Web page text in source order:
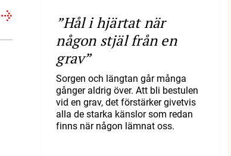
”Hål i hjärtat när
någon stjäl från en
grav”
Sorgen och längtan går många
gånger aldrig över. Att bli bestulen
vid en grav, det förstärker givetvis
alla de starka känslor som redan
finns när någon lämnat oss.